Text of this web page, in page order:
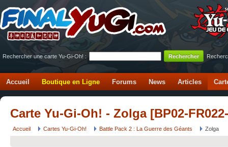
Rechercher une carte Yu-Gi-Oh! :
Accueil Boutique en Ligne Forums News Articles
Carte Yu-Gi-Oh! - Zolga [BP02-
Accueil Cartes Yu-Gi-Oh! Battle Pack 2 : La Guerre des Géants Zolga